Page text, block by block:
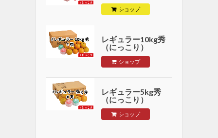
ショップ
レギュラー10kg秀
（にっこり）
ショップ
レギュラー5kg秀
（にっこり）
ショップ